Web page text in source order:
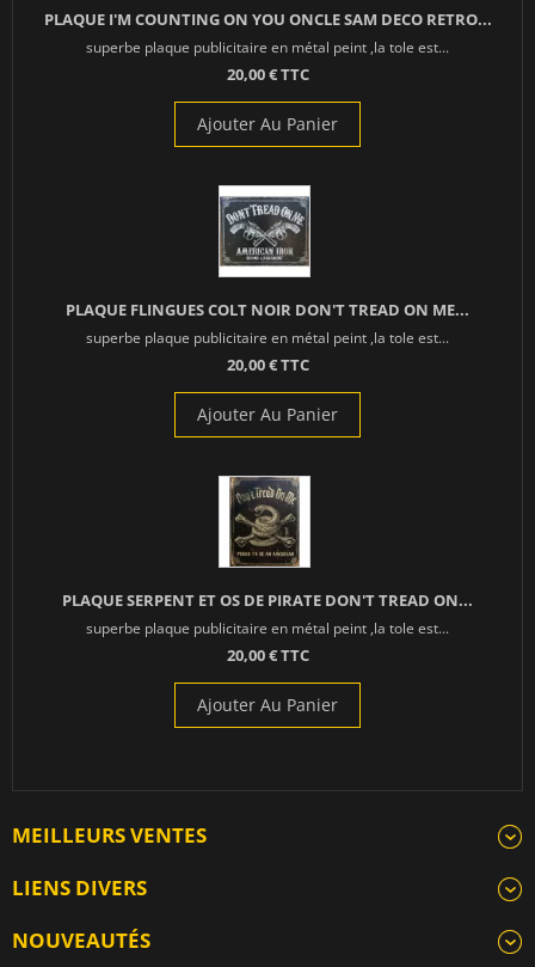
PLAQUE I'M COUNTING ON YOU ONCLE SAM DECO RETRO...
superbe plaque publicitaire en métal peint ,la tole est...
20,00 € TTC
Ajouter Au Panier
PLAQUE FLINGUES COLT NOIR DON'T TREAD ON ME...
superbe plaque publicitaire en métal peint ,la tole est...
20,00 € TTC
Ajouter Au Panier
PLAQUE SERPENT ET OS DE PIRATE DON'T TREAD ON...
superbe plaque publicitaire en métal peint ,la tole est...
20,00 € TTC
Ajouter Au Panier
MEILLEURS VENTES
LIENS DIVERS
NOUVEAUTÉS